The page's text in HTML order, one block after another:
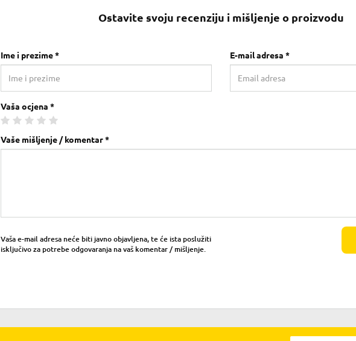
Ostavite svoju recenziju i mišljenje o proizvodu
Ime i prezime * E-mail adresa *
Vaša ocjena *
Vaše mišljenje / komentar *
Vaša e-mail adresa neće biti javno objavljena, te će ista poslužiti
isključivo za potrebe odgovaranja na vaš komentar / mišljenje.